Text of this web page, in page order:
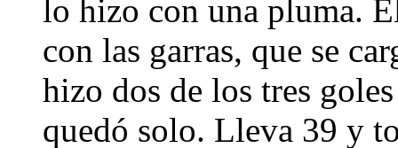
lo hizo con una pluma.
con las garras, que se
hizo dos de los tres
quedó solo. Lleva 39 y